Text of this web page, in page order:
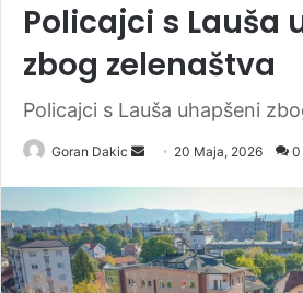
Policajci s Lauša
zbog zelenaštva
Policajci s Lauša uhapšeni
Goran Dakic
n
d
a
n
20 Maja, 2026 0